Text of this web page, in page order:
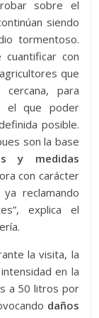
sobre el
siendo
tormentoso.
con
que
para
el que poder
posible.
son la base
y medidas
con carácter
reclamando
explica el
la visita, la
en la
a 50 litros por
daños